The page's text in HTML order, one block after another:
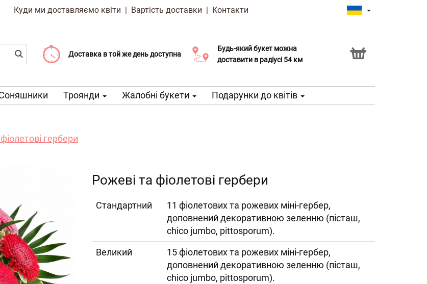
Куди ми доставляємо квіти | Вартість доставки | Контакти
Доставка в той же день доступна
Доставка від 99 CZK
Виберіть дату доставки
Будь-який букет можна
доставити в радіусі 54 км
Послуга Click & Collect
Троянди Жалобні букети Подарунки до квітів
гербери
Рожеві та фіолетові гербери
Cтандартний
11 фіолетових та рожевих міні-гербер,
доповнений декоративною зеленню (пісташ,
chico jumbo, pittosporum).
Великий
15 фіолетових та рожевих міні-гербер,
доповнений декоративною зеленню (пісташ,
chico jumbo, pittosporum).